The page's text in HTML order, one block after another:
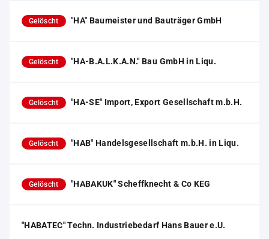
Gelöscht "HA" Baumeister und Bauträger GmbH
Gelöscht "HA-B.A.L.K.A.N." Bau GmbH in Liqu.
Gelöscht "HA-SE" Import, Export Gesellschaft m.b.H.
Gelöscht "HAB" Handelsgesellschaft m.b.H. in Liqu.
Gelöscht "HABAKUK" Scheffknecht & Co KEG
"HABATEC" Techn. Industriebedarf Hans Bauer e.U.